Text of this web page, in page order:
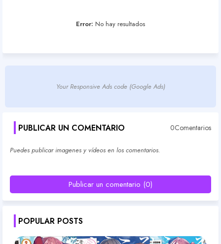
Error: No hay resultados
Your Responsive Ads code (Google Ads)
PUBLICAR UN COMENTARIO 0Comentarios
Puedes publicar imagenes y vídeos en los comentarios.
Publicar un comentario (0)
POPULAR POSTS